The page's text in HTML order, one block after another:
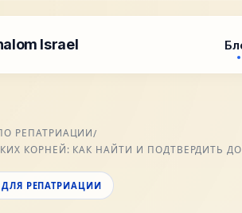
Israel
РЕПАТРИАЦИИ/
КОРНЕЙ: КАК НАЙТИ И ПОДТВЕРДИТЬ
РЕПАТРИАЦИИ